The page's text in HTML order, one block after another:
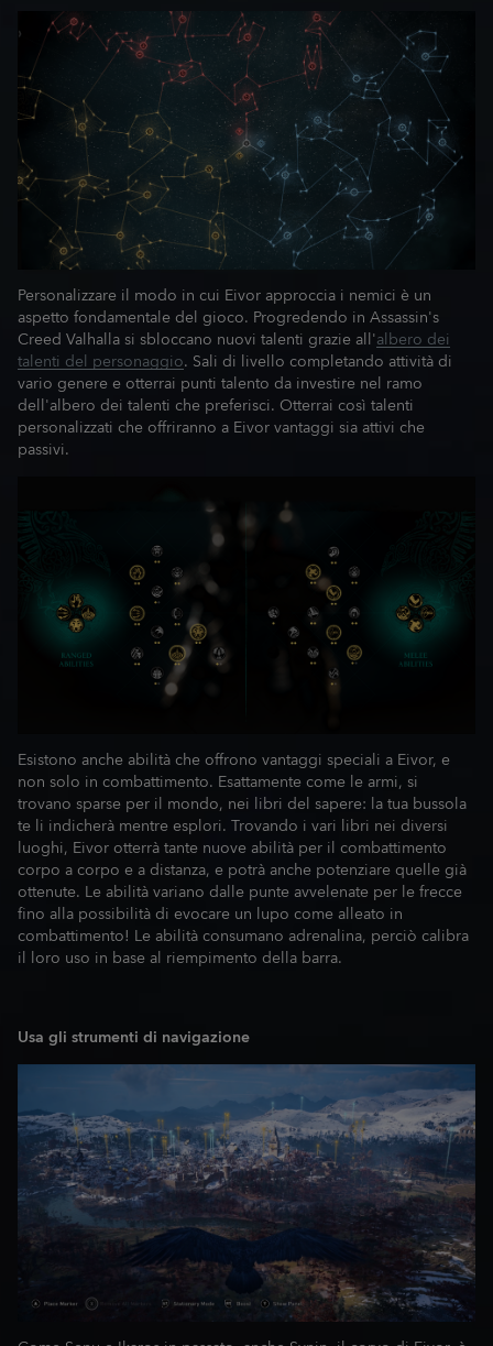
Personalizzare il modo in cui Eivor approccia i nemici è un
aspetto fondamentale del gioco. Progredendo in Assassin's
Creed Valhalla si sbloccano nuovi talenti grazie all'albero dei
talenti del personaggio. Sali di livello completando attività di
vario genere e otterrai punti talento da investire nel ramo
dell'albero dei talenti che preferisci. Otterrai così talenti
personalizzati che offriranno a Eivor vantaggi sia attivi che
passivi.
Esistono anche abilità che offrono vantaggi speciali a Eivor, e
non solo in combattimento. Esattamente come le armi, si
trovano sparse per il mondo, nei libri del sapere: la tua bussola
te li indicherà mentre esplori. Trovando i vari libri nei diversi
luoghi, Eivor otterrà tante nuove abilità per il combattimento
corpo a corpo e a distanza, e potrà anche potenziare quelle già
ottenute. Le abilità variano dalle punte avvelenate per le frecce
fino alla possibilità di evocare un lupo come alleato in
combattimento! Le abilità consumano adrenalina, perciò calibra
il loro uso in base al riempimento della barra.
Usa gli strumenti di navigazione